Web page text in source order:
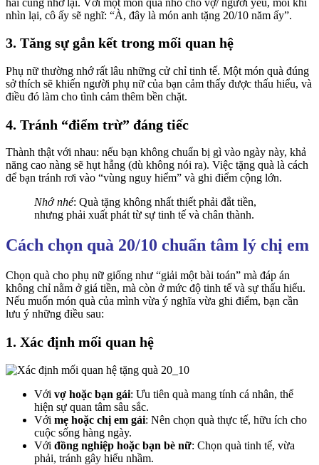
nhìn lại, cô ấy sẽ nghĩ: “À, đây là món anh tặng 20/10 năm ấy”.
3. Tăng sự gắn kết trong mối quan hệ
Phụ nữ thường nhớ rất lâu những cử chỉ tinh tế. Một món quà đúng
sở thích sẽ khiến người phụ nữ của bạn cảm thấy được thấu hiểu, và
điều đó làm cho tình cảm thêm bền chặt.
4. Tránh “điểm trừ” đáng tiếc
Thành thật với nhau: nếu bạn không chuẩn bị gì vào ngày này, khả
năng cao nàng sẽ hụt hẫng (dù không nói ra). Việc tặng quà là cách
để bạn tránh rơi vào “vùng nguy hiểm” và ghi điểm cộng lớn.
Nhớ nhé: Quà tặng không nhất thiết phải đắt tiền,
nhưng phải xuất phát từ sự tinh tế và chân thành.
Cách chọn quà 20/10 chuẩn tâm lý chị em
Chọn quà cho phụ nữ giống như “giải một bài toán” mà đáp án
không chỉ nằm ở giá tiền, mà còn ở mức độ tinh tế và sự thấu hiểu.
Nếu muốn món quà của mình vừa ý nghĩa vừa ghi điểm, bạn cần
lưu ý những điều sau:
1. Xác định mối quan hệ
Với vợ hoặc bạn gái: Ưu tiên quà mang tính cá nhân, thể
hiện sự quan tâm sâu sắc.
Với mẹ hoặc chị em gái: Nên chọn quà thực tế, hữu ích cho
cuộc sống hàng ngày.
Với đồng nghiệp hoặc bạn bè nữ: Chọn quà tinh tế, vừa
phải, tránh gây hiểu nhầm.